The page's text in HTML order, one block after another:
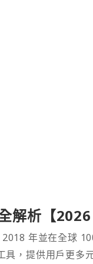
析【2026
年並在全球
，提供用戶更多